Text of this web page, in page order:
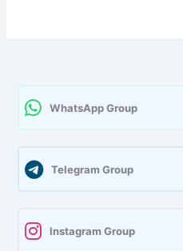
WhatsApp Group
Telegram Group
Instagram Group